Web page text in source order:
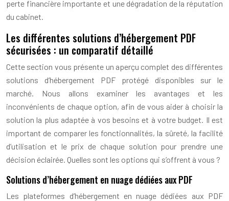
perte financière importante et une dégradation de la réputation
du cabinet.
Les différentes solutions d’hébergement PDF
sécurisées : un comparatif détaillé
Cette section vous présente un aperçu complet des différentes
solutions d’hébergement PDF protégé disponibles sur le
marché. Nous allons examiner les avantages et les
inconvénients de chaque option, afin de vous aider à choisir la
solution la plus adaptée à vos besoins et à votre budget. Il est
important de comparer les fonctionnalités, la sûreté, la facilité
d’utilisation et le prix de chaque solution pour prendre une
décision éclairée. Quelles sont les options qui s’offrent à vous ?
Solutions d’hébergement en nuage dédiées aux PDF
Les plateformes d’hébergement en nuage dédiées aux PDF